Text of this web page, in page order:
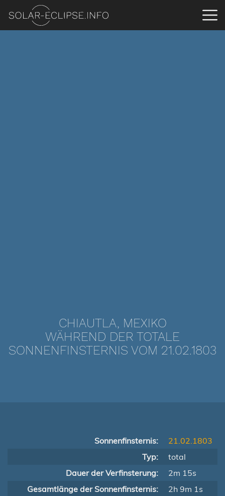
CHIAUTLA, MEXIKO
WÄHREND DER TOTALE
SONNENFINSTERNIS VOM 21.02.1803
Sonnenfinsternis:
21.02.1803
Typ:
total
Dauer der Verfinsterung:
2m 15s
Gesamtlänge der Sonnenfinsternis:
2h 9m 1s